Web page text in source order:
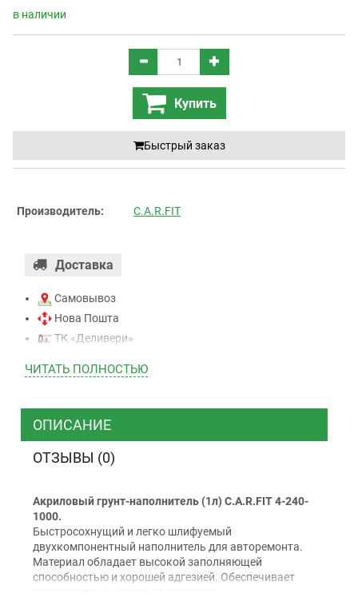
в наличии
Купить
Быстрый заказ
Производитель: C.A.R.FIT
Доставка
Самовывоз
Нова Пошта
ТК «Деливери»
ТК “Justin”
ТК ”УкрПочта”
Наличными
Наложенный платеж (при получении)
Оплата картой Visa, Mastercard - LiqPay
Приватбанк
ЧИТАТЬ ПОЛНОСТЬЮ
ОПИСАНИЕ
ОТЗЫВЫ (0)
Акриловый грунт-наполнитель (1л) C.A.R.FIT 4-240-
1000.
Быстросохнущий и легко шлифуемый
двухкомпонентный наполнитель для авторемонта.
Материал обладает высокой заполняющей
способностью и хорошей адгезией. Обеспечивает